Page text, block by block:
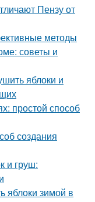
Пензу от
методы
советы и
яблоки и
простой способ
создания
и груш:
яблоки зимой в